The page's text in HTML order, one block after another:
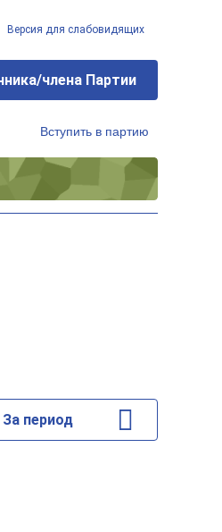
Версия для слабовидящих
члена Партии
Вступить в партию
За период